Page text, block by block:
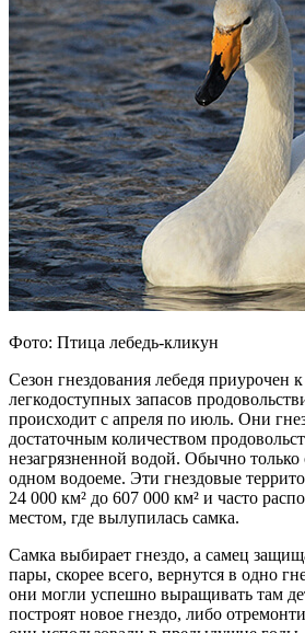
Фото: Птица лебедь-кликун
Сезон гнездования лебедя приурочен
легкодоступных запасов
происходит с апреля по июль. Они
достаточным количеством
незагрязненной водой. Обычно только
одном водоеме. Эти гнездовые
24 000 км² до 607 000 км² и часто
местом, где вылупилась самка.
Самка выбирает гнездо, а самец
пары, скорее всего, вернутся в одно
они могли успешно выращивать там
построят новое гнездо, либо